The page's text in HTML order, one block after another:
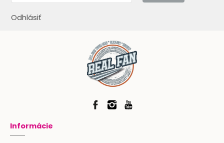
Odhlásiť
Informácie